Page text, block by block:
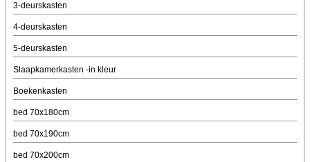
3-deurskasten
4-deurskasten
5-deurskasten
Slaapkamerkasten -in kleur
Boekenkasten
bed 70x180cm
bed 70x190cm
bed 70x200cm